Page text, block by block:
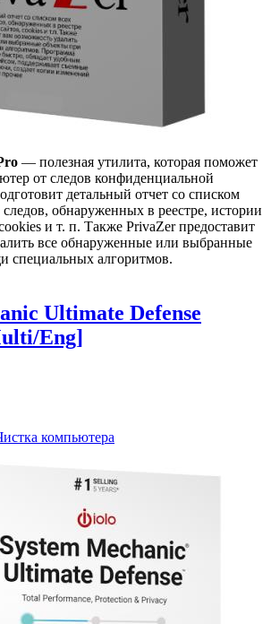
— полезная утилита, которая поможет
от следов конфиденциальной
детальный отчет со списком
обнаруженных в реестре, истории
и т. п. Также PrivaZer предоставит
все обнаруженные или выбранные
специальных алгоритмов.
Ultimate Defense
Eng]
компьютера